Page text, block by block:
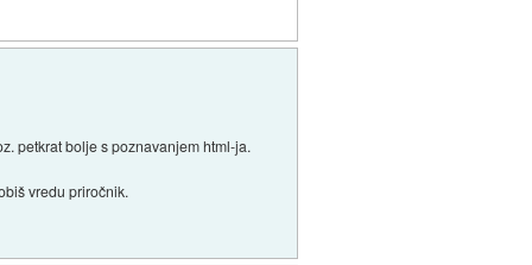
petkrat bolje s poznavanjem html-ja.
vredu priročnik.